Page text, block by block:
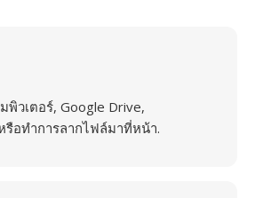
พิวเตอร์, Google Drive,
รือทำการลากไฟล์มาที่หน้า.